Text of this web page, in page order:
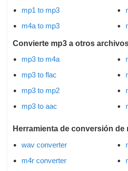
mp1 to mp3
m4a to mp3
Convierte mp3 a otros
mp3 to m4a
mp3 to flac
mp3 to mp2
mp3 to aac
Herramienta de conversión de
wav converter
m4r converter